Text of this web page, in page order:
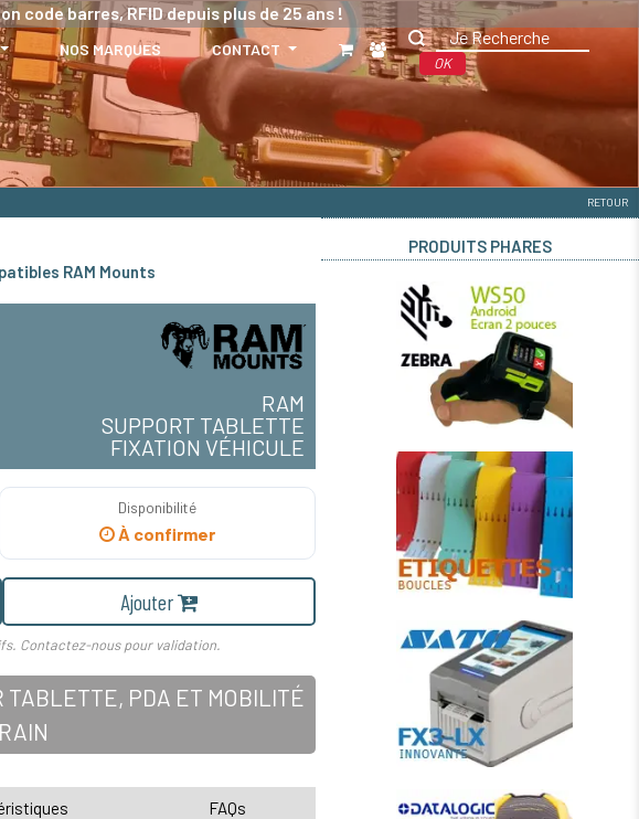
barres, RFID depuis plus de 25 ans !
NOS MARQUES CONTACT
OK
RETOUR
RAM Mounts
RAM
SUPPORT TABLETTE
FIXATION VÉHICULE
Disponibilité
À confirmer
Ajouter
Contactez-nous pour validation.
TABLETTE, PDA ET MOBILITÉ
FAQs
PRODUITS PHARES